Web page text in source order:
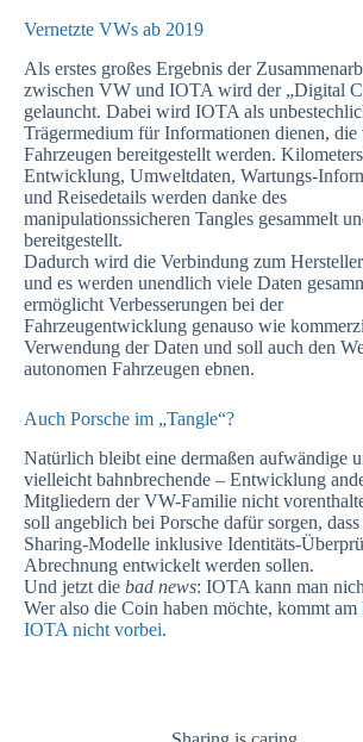
Vernetzte VWs ab 2019
Als erstes großes Ergebnis der
zwischen VW und IOTA wird der „Digital
gelauncht. Dabei wird IOTA als
Trägermedium für Informationen dienen, die
Fahrzeugen bereitgestellt werden.
Entwicklung, Umweltdaten, Wartungs-
und Reisedetails werden danke des
manipulationssicheren Tangles gesammelt
bereitgestellt.
Dadurch wird die Verbindung zum
und es werden unendlich viele Daten
ermöglicht Verbesserungen bei der
Fahrzeugentwicklung genauso wie
Verwendung der Daten und soll auch den
autonomen Fahrzeugen ebnen.
Auch Porsche im „Tangle“?
Natürlich bleibt eine dermaßen aufwändige
vielleicht bahnbrechende – Entwicklung
Mitgliedern der VW-Familie nicht
soll angeblich bei Porsche dafür sorgen, dass
Sharing-Modelle inklusive Identitäts-
Abrechnung entwickelt werden sollen.
Und jetzt die bad news: IOTA kann man
Wer also die Coin haben möchte, kommt am
IOTA nicht vorbei.